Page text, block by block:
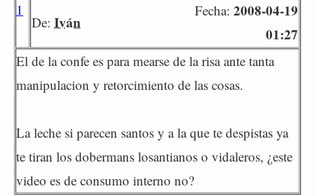
1
De: Iván
Fecha: 2008-04-19
01:27
El de la confe es para mearse de la risa ante tanta
manipulacion y retorcimiento de las cosas.
La leche si parecen santos y a la que te despistas ya
te tiran los dobermans losantianos o vidaleros, ¿este
video es de consumo interno no?